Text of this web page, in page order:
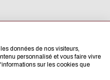
ce site Internet dans
forte d'écoconception.
Accès rapides
données de nos visiteurs,
personnalisé et vous faire vivre
sur les cookies que